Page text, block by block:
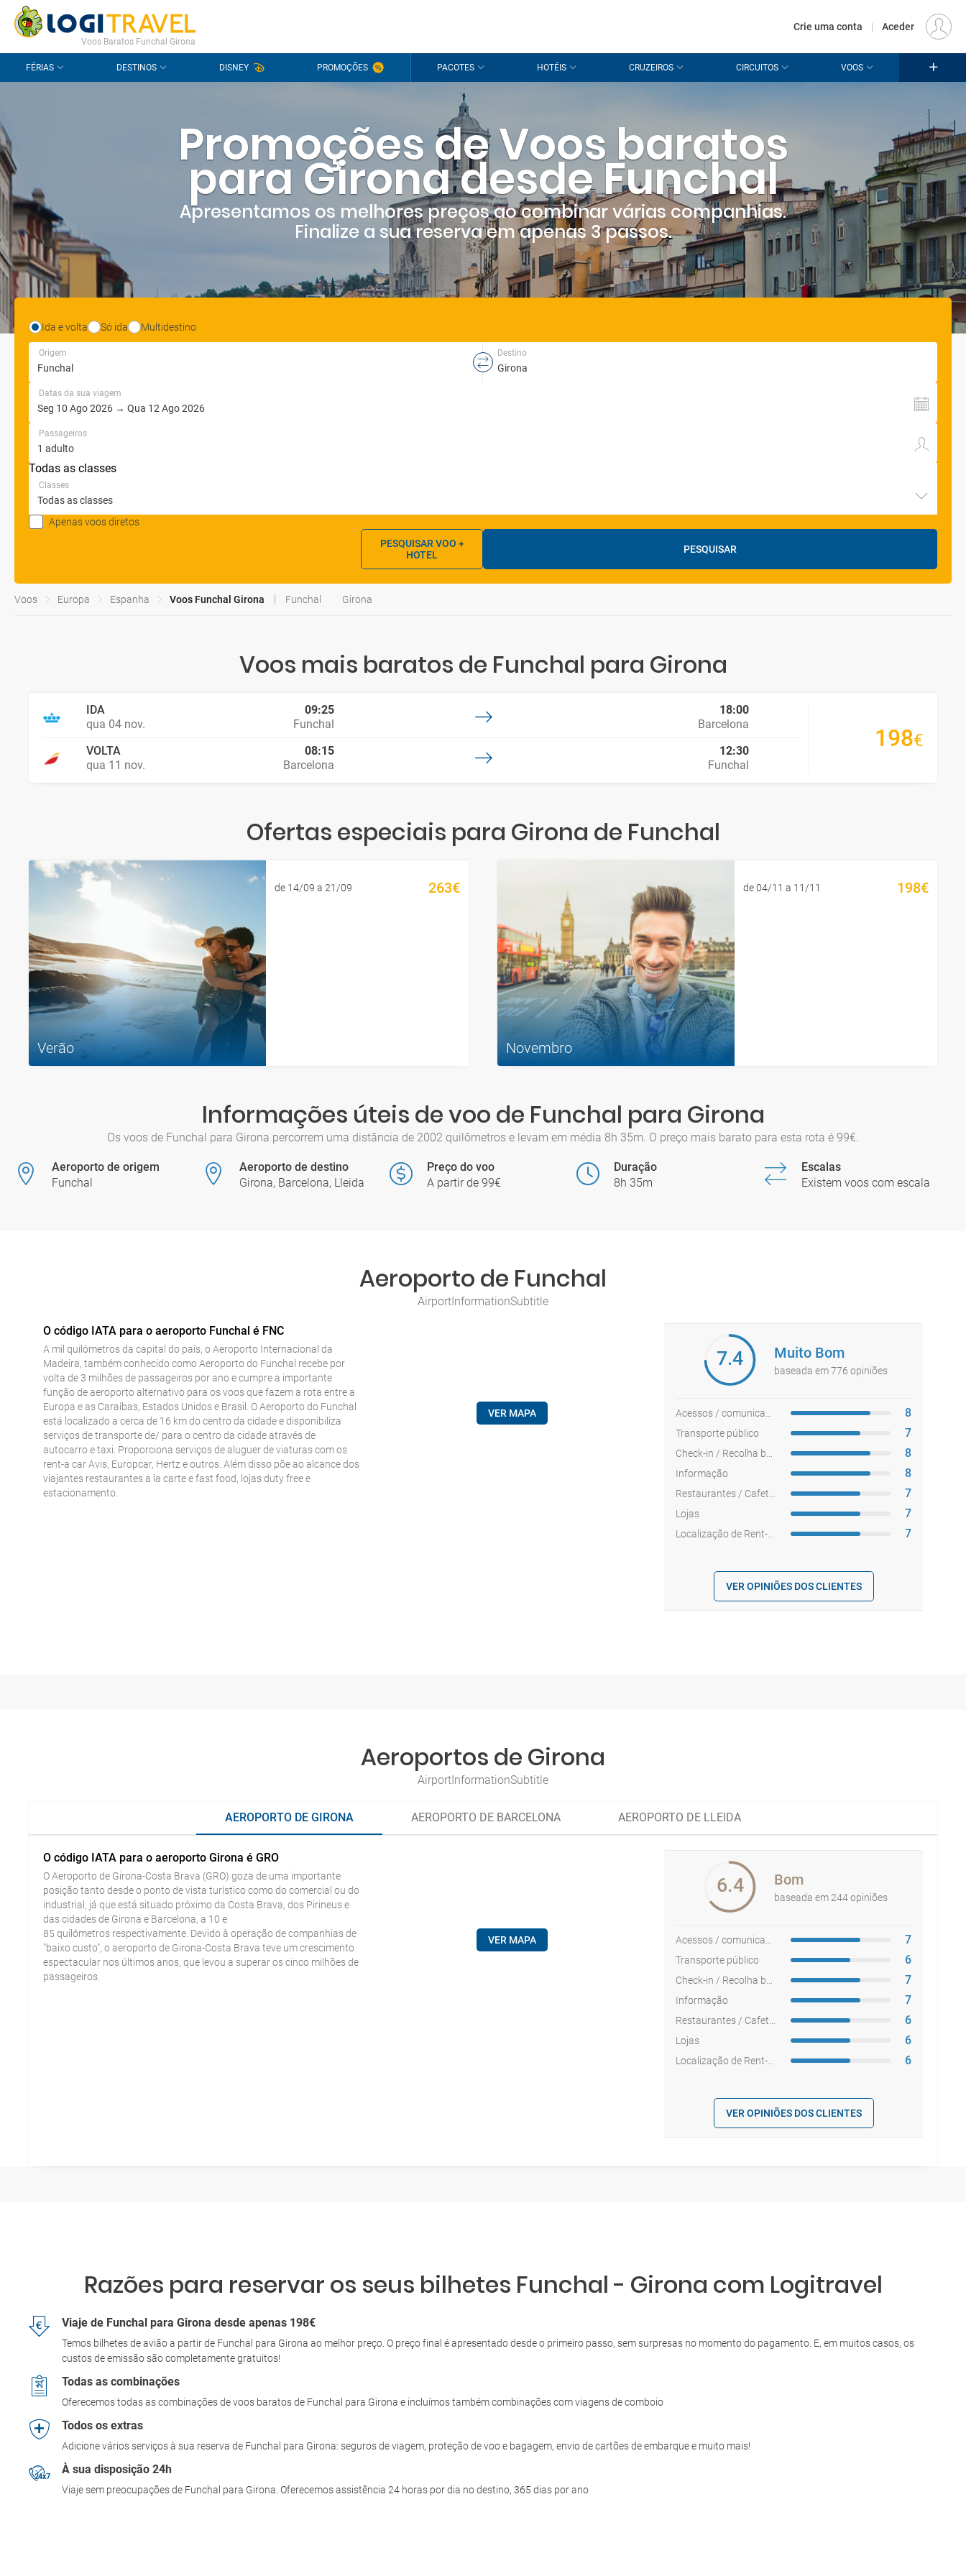
CONTACTO PERGUNTAS FREQUENTES EUR
Voos Baratos Funchal Girona
Crie uma conta | Aceder
FÉRIAS DESTINOS DISNEY PROMOÇÕES PACOTES HOTÉIS CRUZEIROS CIRCUITOS VOOS
Promoções de Voos baratos
para Girona desde Funchal
Apresentamos os melhores preços ao combinar várias companhias.
Finalize a sua reserva em apenas 3 passos.
Ida e volta Só ida Multidestino
Origem Destino
Datas da sua viagem
Passageiros
Todas as classes
Classes
Apenas voos diretos
PESQUISAR
PESQUISAR VOO +
HOTEL
Voos Europa Espanha Voos Funchal Girona Funchal Girona
Voos mais baratos de Funchal para Girona
IDA
qua 04 nov.
09:25
Funchal
18:00
Barcelona
VOLTA
qua 11 nov.
08:15
Barcelona
12:30
Funchal
198€
Ofertas especiais para Girona de Funchal
Verão
de 14/09 a 21/09 263€
Novembro
de 04/11 a 11/11 198€
Informações úteis de voo de Funchal para Girona
Os voos de Funchal para Girona percorrem uma distância de 2002 quilômetros e levam em média 8h 35m. O preço mais barato para esta rota é 99€.
Aeroporto de origem
Funchal
Aeroporto de destino
Girona, Barcelona, Lleida
Preço do voo
A partir de 99€
Duração
8h 35m
Escalas
Existem voos com escala
Aeroporto de Funchal
AirportInformationSubtitle
O código IATA para o aeroporto Funchal é FNC
A mil quilómetros da capital do país, o Aeroporto Internacional da
Madeira, também conhecido como Aeroporto do Funchal recebe por
volta de 3 milhões de passageiros por ano e cumpre a importante
função de aeroporto alternativo para os voos que fazem a rota entre a
Europa e as Caraíbas, Estados Unidos e Brasil. O Aeroporto do Funchal
está localizado a cerca de 16 km do centro da cidade e disponibiliza
serviços de transporte de/ para o centro da cidade através de
autocarro e taxi. Proporciona serviços de aluguer de viaturas com os
rent-a car Avis, Europcar, Hertz e outros. Além disso põe ao alcance dos
viajantes restaurantes a la carte e fast food, lojas duty free e
estacionamento.
VER MAPA
7.4 Muito Bom
baseada em 776 opiniões
8
Transporte público 7
8
Informação 8
7
Lojas 7
7
VER OPINIÕES DOS CLIENTES
Aeroportos de Girona
AirportInformationSubtitle
AEROPORTO DE GIRONA AEROPORTO DE BARCELONA AEROPORTO DE LLEIDA
O código IATA para o aeroporto Girona é GRO
O Aeroporto de Girona-Costa Brava (GRO) goza de uma importante
posição tanto desde o ponto de vista turístico como do comercial ou do
industrial, já que está situado próximo da Costa Brava, dos Pirineus e
das cidades de Girona e Barcelona, a 10 e
85 quilómetros respectivamente. Devido à operação de companhias de
"baixo custo", o aeroporto de Girona-Costa Brava teve um crescimento
espectacular nos últimos anos, que levou a superar os cinco milhões de
passageiros.
VER MAPA
6.4 Bom
baseada em 244 opiniões
7
Transporte público 6
7
Informação 7
6
Lojas 6
6
VER OPINIÕES DOS CLIENTES
Razões para reservar os seus bilhetes Funchal - Girona com Logitravel
Viaje de Funchal para Girona desde apenas 198€
Temos bilhetes de avião a partir de Funchal para Girona ao melhor preço. O preço final é apresentado desde o primeiro passo, sem surpresas no momento do pagamento. E, em muitos casos, os
custos de emissão são completamente gratuitos!
Todas as combinações
Oferecemos todas as combinações de voos baratos de Funchal para Girona e incluímos também combinações com viagens de comboio
Todos os extras
Adicione vários serviços à sua reserva de Funchal para Girona: seguros de viagem, proteção de voo e bagagem, envio de cartões de embarque e muito mais!
À sua disposição 24h
Viaje sem preocupações de Funchal para Girona. Oferecemos assistência 24 horas por dia no destino, 365 dias por ano